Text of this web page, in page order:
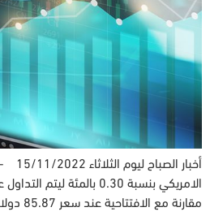
مقارنة